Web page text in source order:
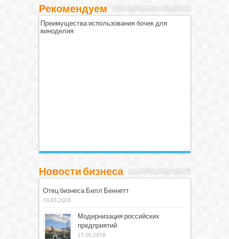
Рекомендуем
Преимущества использования бочек для
виноделия
Новости бизнеса
Отец бизнеса Билл Беннетт
10.03.2020
Модернизация российских
предприятий
21.05.2018